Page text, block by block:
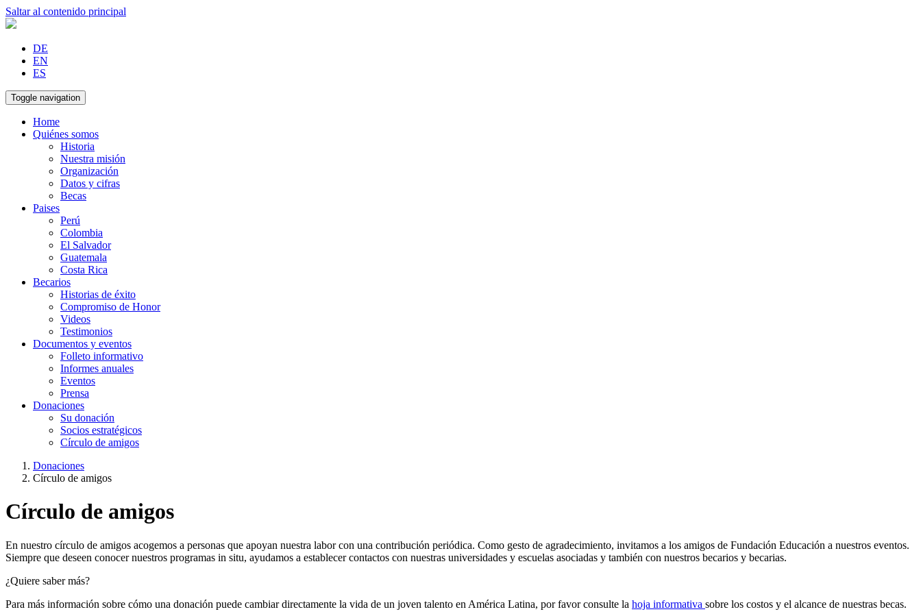
Saltar al contenido principal
DE
EN
ES
Toggle navigation
Home
Quiénes somos
Historia
Nuestra misión
Organización
Datos y cifras
Becas
Paises
Perú
Colombia
El Salvador
Guatemala
Costa Rica
Becarios
Historias de éxito
Compromiso de Honor
Videos
Testimonios
Documentos y eventos
Folleto informativo
Informes anuales
Eventos
Prensa
Donaciones
Su donación
Socios estratégicos
Círculo de amigos
Donaciones
Círculo de amigos
Círculo de amigos
En nuestro círculo de amigos acogemos a personas que apoyan nuestra labor con una contribución periódica. Como gesto de agradecimiento, invitamos a los amigos de Fundación Educación a nuestros eventos.
Siempre que deseen conocer nuestros programas in situ, ayudamos a establecer contactos con nuestras universidades y escuelas asociadas y también con nuestros becarios y becarias.
¿Quiere saber más?
Para más información sobre cómo una donación puede cambiar directamente la vida de un joven talento en América Latina, por favor consulte la hoja informativa sobre los costos y el alcance de nuestras becas.